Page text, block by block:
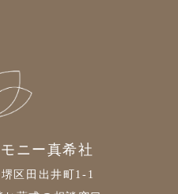
ニー真希社
区田出井町1-1